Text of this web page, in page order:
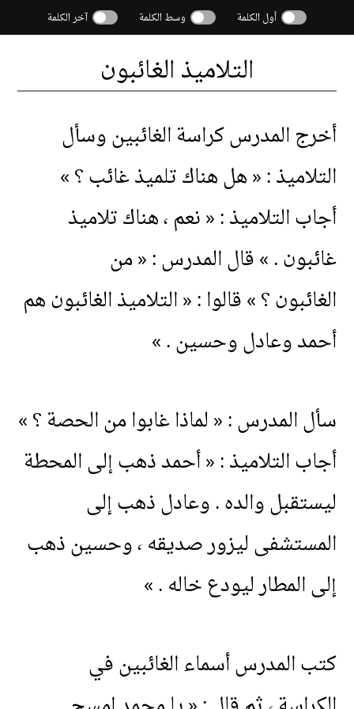
أول الكلمة وسط الكلمة آخر الكلمة
التلاميذ الغائبون
أخرج المدرس كراسة الغائبين وسأل
التلاميذ : « هل هناك تلميذ غائب ؟ »
أجاب التلاميذ : « نعم ، هناك تلاميذ
غائبون . » قال المدرس : « من
الغائبون ؟ » قالوا : « التلاميذ الغائبون هم
أحمد وعادل وحسين . »
سأل المدرس : « لماذا غابوا من الحصة ؟ »
أجاب التلاميذ : «أحمد ذهب إلى المحطة
ليستقبل والده . وعادل ذهب إلى
المستشفى ليزور صديقه ، وحسين ذهب
إلى المطار ليودع خاله . »
كتب المدرس أسماء الغائبين في